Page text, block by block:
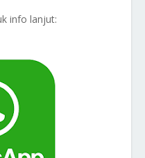
info lanjut: